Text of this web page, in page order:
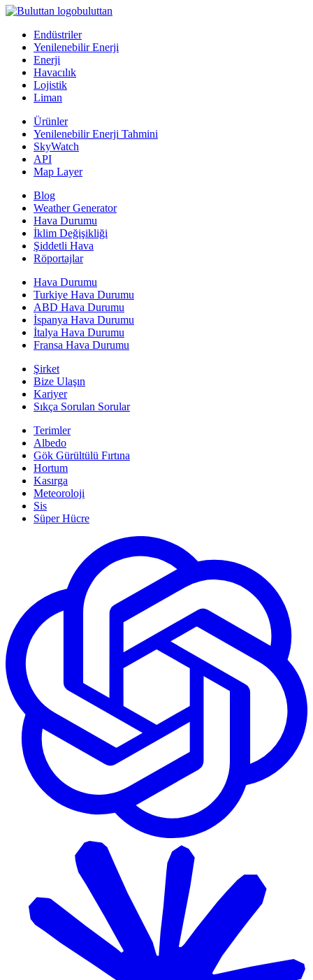
buluttan
Endüstriler
Yenilenebilir Enerji
Enerji
Havacılık
Lojistik
Liman
Ürünler
Yenilenebilir Enerji Tahmini
SkyWatch
API
Map Layer
Blog
Weather Generator
Hava Durumu
İklim Değişikliği
Şiddetli Hava
Röportajlar
Hava Durumu
Turkiye Hava Durumu
ABD Hava Durumu
İspanya Hava Durumu
İtalya Hava Durumu
Fransa Hava Durumu
Şirket
Bize Ulaşın
Kariyer
Sıkça Sorulan Sorular
Terimler
Albedo
Gök Gürültülü Fırtına
Hortum
Kasırga
Meteoroloji
Sis
Süper Hücre